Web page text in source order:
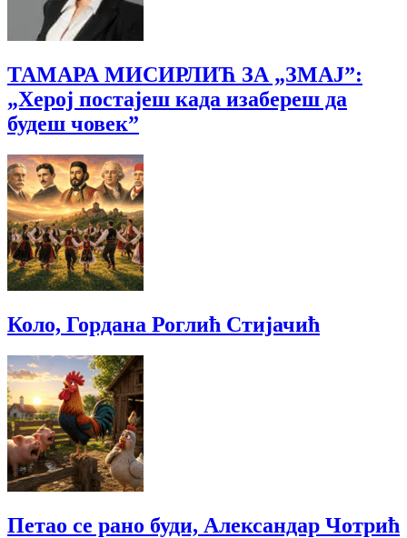
ТАМАРА МИСИРЛИЋ ЗА „ЗМАЈ”:
„Херој постајеш када изабереш да
будеш човек”
Коло, Гордана Роглић Стијачић
Петао се рано буди, Александар Чотрић